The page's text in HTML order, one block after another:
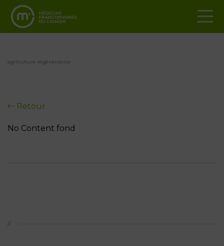
agriculture régénératrice
Retour
No Content fond